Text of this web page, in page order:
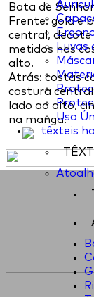
Luvas
Uso
têxteis
Bata de
Frente: gola e
central, decote
metidos nas
alto.
Atrás: costas
costura central
lado ao alto,
na manga.